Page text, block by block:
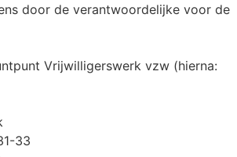
door de verantwoordelijke voor de
Vrijwilligerswerk vzw (hierna:
33